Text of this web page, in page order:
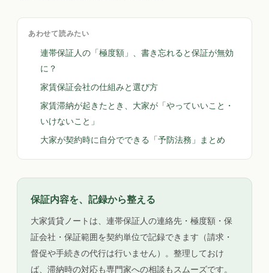
あわせて読みたい
連帯保証人の「極度額」、書き忘れると保証が無効
に？
家賃保証会社の仕組みと選び方
家賃滞納が起きたとき、大家が「やっていいこと・
いけないこと」
大家が契約時に自分でできる「予防法務」まとめ
保証内容を、記録から整える
大家賃貸ノートは、連帯保証人の連絡先・極度額・保
証会社・保証範囲を契約単位で記録できます（請求・
督促や手続きの代行は行いません）。整理しておけ
ば、滞納時の対応も専門家への相談もスムーズです。